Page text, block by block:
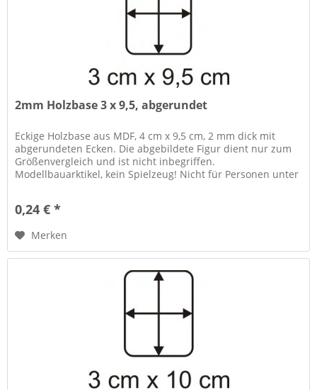
2mm Holzbase 3 x 9,5, abgerundet
Eckige Holzbase aus MDF, 4 cm x 9,5 cm, 2 mm dick mit
abgerundeten Ecken. Die abgebildete Figur dient nur zum
Größenvergleich und ist nicht inbegriffen.
Modellbauarktikel, kein Spielzeug! Nicht für Personen unter
0,24 € *
Merken